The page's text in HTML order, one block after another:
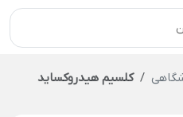
کلسیم هیدروکساید